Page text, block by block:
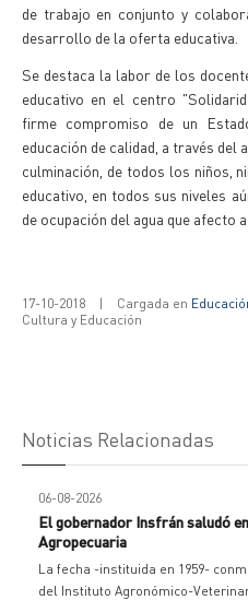
de trabajo en conjunto y
desarrollo de la oferta educativa.
Se destaca la labor de los
educativo en el centro
firme compromiso de un
educación de calidad, a través del
culminación, de todos los niños,
educativo, en todos sus niveles
de ocupación del agua que afecto
17-10-2018 | Cargada en
Cultura y Educación
Noticias Relacionadas
06-08-2026
El gobernador Insfrán saludó
Agropecuaria
La fecha -instituida en 1959-
del Instituto Agronómico-